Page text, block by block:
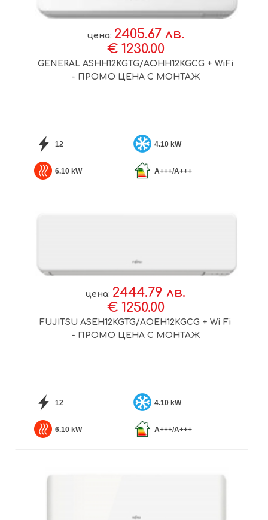
цена: 2405.67 лв.
€ 1230.00
GENERAL ASHH12KGTG/AOHH12KGCG + WiFi
- ПРОМО ЦЕНА С МОНТАЖ
12 4.10 kW
6.10 kW A+++/A+++
цена: 2444.79 лв.
€ 1250.00
FUJITSU ASEH12KGTG/AOEH12KGCG + Wi Fi
- ПРОМО ЦЕНА С МОНТАЖ
12 4.10 kW
6.10 kW A+++/A+++